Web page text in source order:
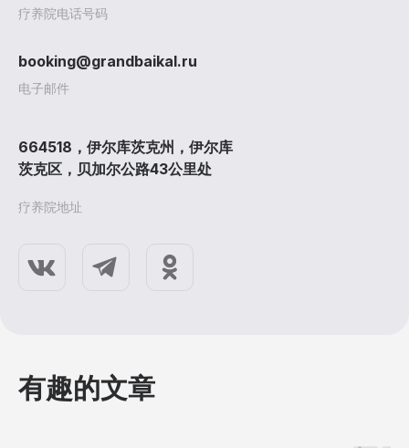
疗养院电话号码
电子邮件
booking@grandbaikal.ru
疗养院地址
664518，伊尔库茨克州，伊尔库
茨克区，贝加尔公路43公里处
有趣的文章
疗养院
评论
转移
3D全景
游览